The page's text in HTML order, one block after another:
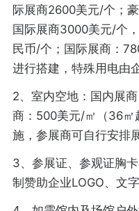
际展商2600美元/个；
国际展商3000美元/个
民币/个；国际展商：
进行搭建，特殊用电由
2、室内空地：国内展
商：500美元/㎡（36㎡
施，参展商可自行安排
3、参展证、参观证胸
制赞助企业LOGO、文